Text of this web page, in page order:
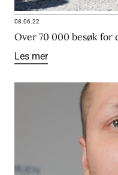
08.06.22
Over 70 000 besøk for
Les mer